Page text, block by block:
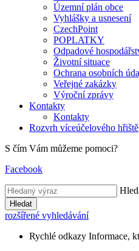
Územní plán obce
Vyhlášky a usnesení
CzechPoint
POPLATKY
Odpadové
Životní situace
Ochrana osobních
Veřejné zakázky
Výroční zprávy
Kontakty
Kontakty
Rozvrh víceúčelového hřiště
S čím Vám můžeme pomoci?
Facebook
Hledat
rozšířené vyhledávání
Rychlé odkazy Informace,